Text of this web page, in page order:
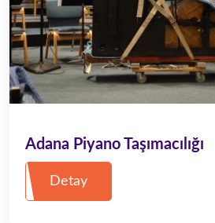
Adana Piyano Taşımacılığı
Detay